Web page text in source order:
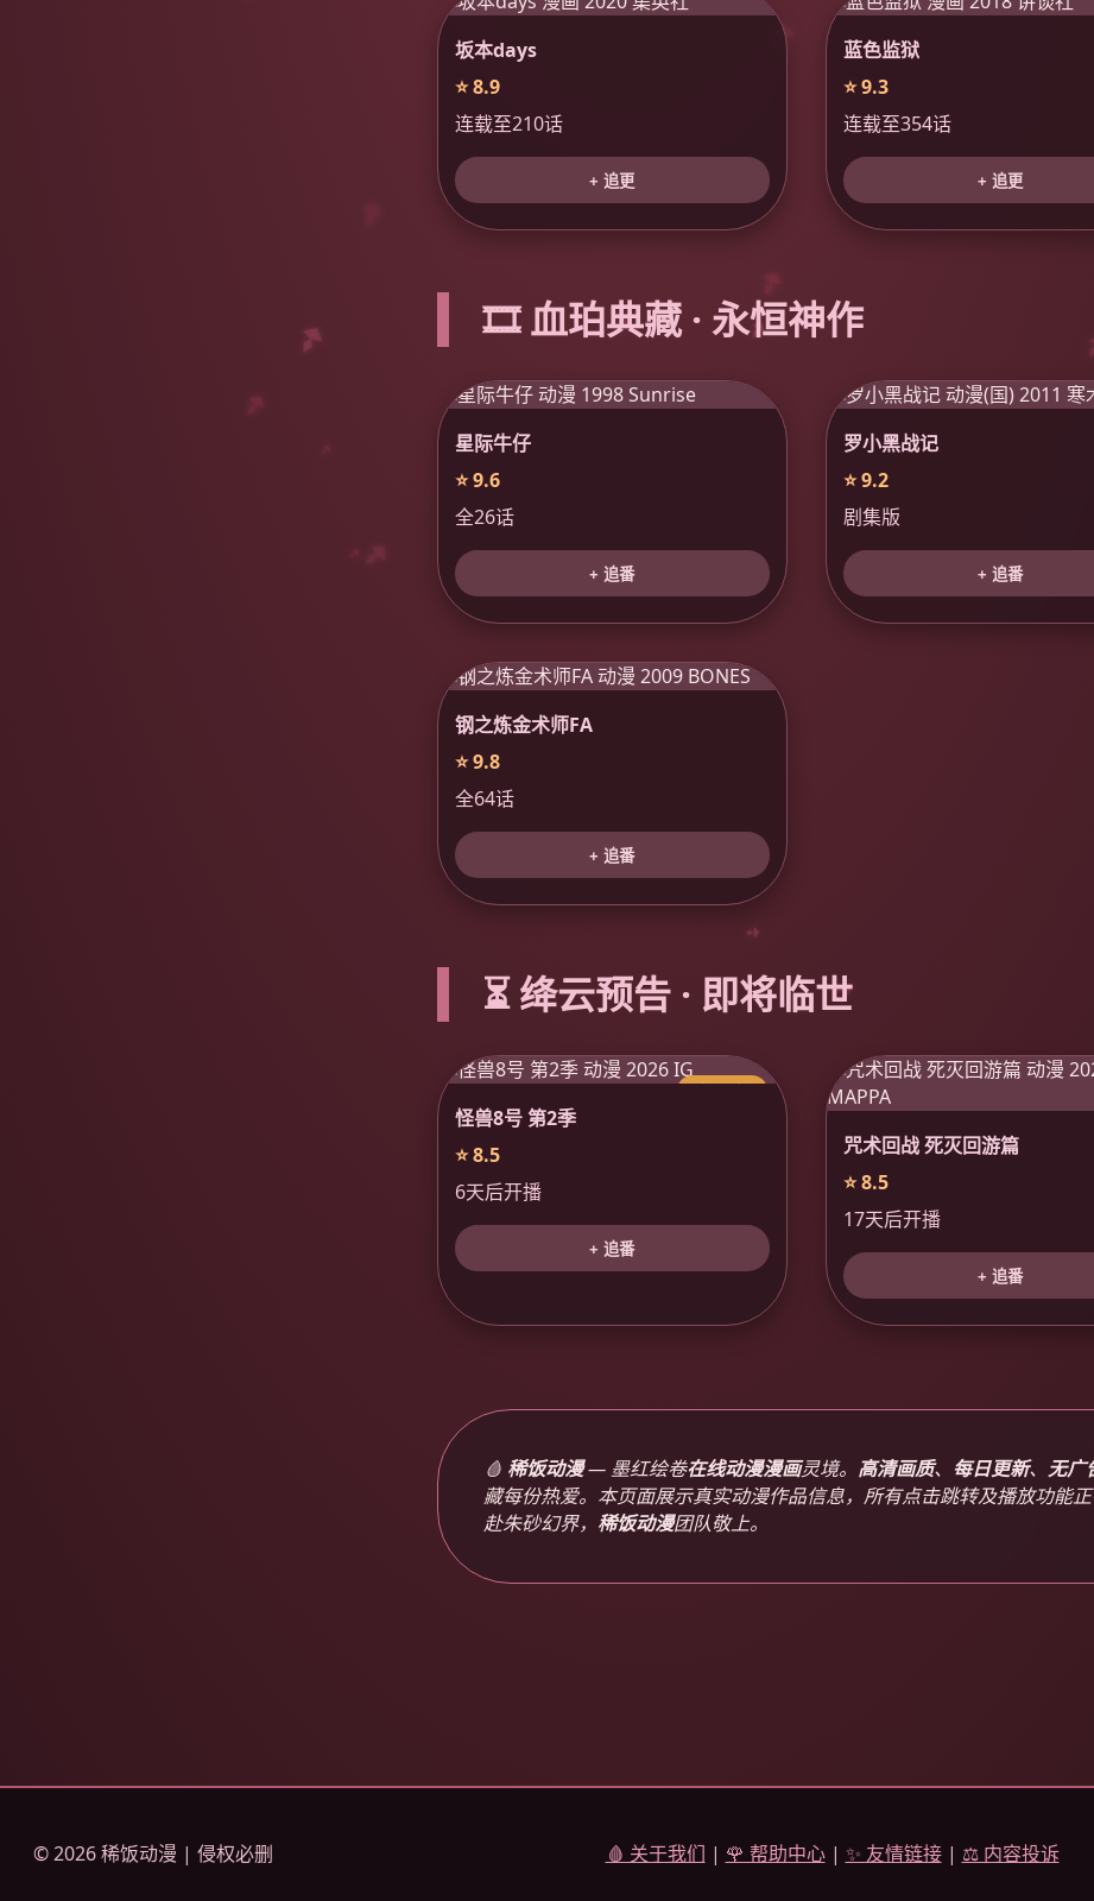
坂本days
⭐ 8.9
连载至210话
+ 追更
蓝色监狱
⭐ 9.3
连载至354话
+ 追更
🎞️ 血珀典藏 · 永恒神作
星际牛仔
⭐ 9.6
全26话
+ 追番
罗小黑战记
⭐ 9.2
剧集版
+ 追番
钢之炼金术师FA
⭐ 9.8
全64话
+ 追番
⏳ 绛云预告 · 即将临世
怪兽8号 第2季
⭐ 8.5
6天后开播
+ 追番
咒术回战 死灭回游篇
⭐ 8.5
17天后开播
+ 追番
🩸 稀饭动漫— 墨红绘卷在线动漫漫画灵境。 高清画质、 每日更新、 无广
藏每份热爱。本页面展示真实动漫作品信息，所有点击跳转及播放功能
赴朱砂幻界， 稀饭动漫团队敬上。
© 2026 稀饭动漫 | 侵权必删 🩸 关于我们 | 🌹 帮助中心| ✨ 友情链接| ⚖️ 内容投诉